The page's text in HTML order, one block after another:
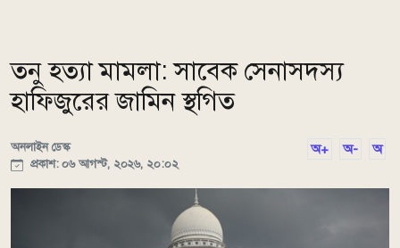
তনু হত্যা মামলা: সাবেক সেনাসদস্য
হাফিজুরের জামিন স্থগিত
অনলাইন ডেস্ক
প্রকাশ: ০৬ আগস্ট, ২০২৬, ২০:০২
অ+ অ- অ